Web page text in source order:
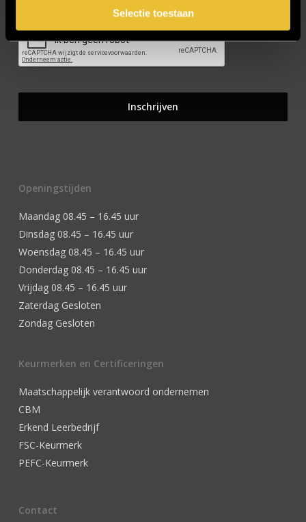
Selectie toestaan
Openingstijden
Maandag 08.45 – 16.45 uur
Dinsdag 08.45 – 16.45 uur
Woensdag 08.45 – 16.45 uur
Donderdag 08.45 – 16.45 uur
Vrijdag 08.45 – 16.45 uur
Zaterdag Gesloten
Zondag Gesloten
Keurmerken en Certificeringen
Maatschappelijk verantwoord ondernemen
CBM
Erkend Leerbedrijf
FSC-Keurmerk
PEFC-Keurmerk
Contact